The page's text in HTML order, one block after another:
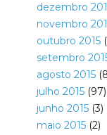
dezembro
novembro
outubro 2015
setembro
agosto 2015
julho 2015(97)
junho 2015(3)
maio 2015(2)